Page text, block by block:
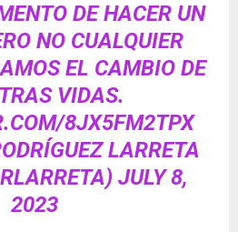
DE HACER UN
NO CUALQUIER
EL CAMBIO DE
VIDAS.
8JX5FM2TPX
LARRETA
JULY 8,
2023